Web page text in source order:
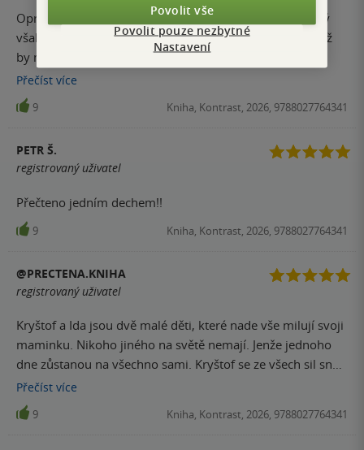
citlivý, plný bezmoci, vzteku lásky i soucitu a myslim, že
ještě dlouho mi bude ležet v hlavě
Opravdu krásně napsaný poněkud smutný příběh, který
však odráží realitu dané doby a neprozradí nic dříve, než
by měl. Emocionální koktejl a spor pochopení a
nepochopení ve mě po dočtení zatím zůstává.
Přečíst více
9 Kniha, Kontrast, 2026, 9788027764341
PETR Š.
registrovaný uživatel
Přečteno jedním dechem!!
9 Kniha, Kontrast, 2026, 9788027764341
@PRECTENA.KNIHA
registrovaný uživatel
Kryštof a Ida jsou dvě malé děti, které nade vše milují svoji
maminku. Nikoho jiného na světě nemají. Jenže jednoho
dne zůstanou na všechno sami. Kryštof se ze všech sil snaží
postarat o sebe i o svoji sestřičku. Shání jídlo, utěšuje Idu,
přestože má sám obrovský strach, a řeší situace, které by
malé dítě nikdy řešit nemělo. Snaží se být hlavně hodný
Přečíst více
9 Kniha, Kontrast, 2026, 9788027764341
Povolit vše
Povolit pouze nezbytné
Nastavení